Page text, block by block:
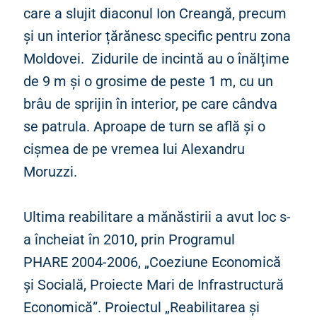
care a slujit diaconul Ion Creangă, precum
și un interior țărănesc specific pentru zona
Moldovei. Zidurile de incintă au o înălțime
de 9 m și o grosime de peste 1 m, cu un
brâu de sprijin în interior, pe care cândva
se patrula. Aproape de turn se află și o
cișmea de pe vremea lui Alexandru
Moruzzi.
Ultima reabilitare a mănăstirii a avut loc s-
a încheiat în 2010, prin Programul
PHARE 2004-2006, „Coeziune Economică
și Socială, Proiecte Mari de Infrastructură
Economică”. Proiectul „Reabilitarea și